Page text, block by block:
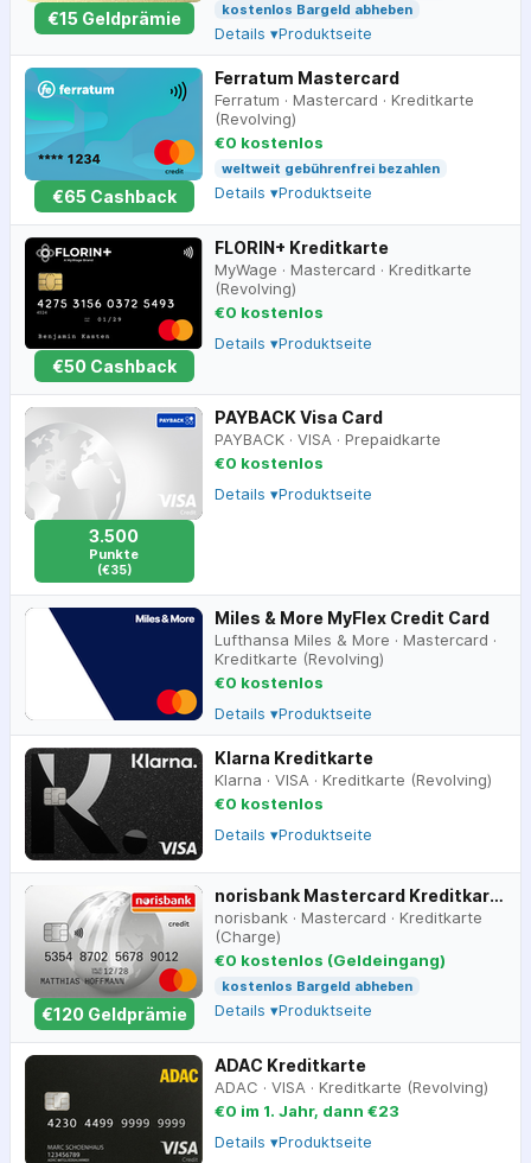
€15 Geldprämie
kostenlos Bargeld abheben
Details ▾Produktseite
€65 Cashback
Ferratum Mastercard
Ferratum · Mastercard · Kreditkarte
(Revolving)
€0 kostenlos
weltweit gebührenfrei bezahlen
Details ▾Produktseite
€50 Cashback
FLORIN+ Kreditkarte
MyWage · Mastercard · Kreditkarte
(Revolving)
€0 kostenlos
Details ▾Produktseite
3.500
Punkte
(€35)
PAYBACK Visa Card
PAYBACK · VISA · Prepaidkarte
€0 kostenlos
Details ▾Produktseite
Miles & More MyFlex Credit Card
Lufthansa Miles & More · Mastercard ·
Kreditkarte (Revolving)
€0 kostenlos
Details ▾Produktseite
Klarna Kreditkarte
Klarna · VISA · Kreditkarte (Revolving)
€0 kostenlos
Details ▾Produktseite
€120 Geldprämie
norisbank Mastercard Kreditkarte
norisbank · Mastercard · Kreditkarte
(Charge)
€0 kostenlos (Geldeingang)
kostenlos Bargeld abheben
Details ▾Produktseite
ADAC Kreditkarte
ADAC · VISA · Kreditkarte (Revolving)
€0 im 1. Jahr, dann €23
Details ▾Produktseite